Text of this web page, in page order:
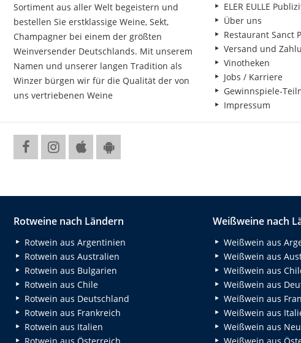
Sortiment aus aller Welt begeistern und
bestellen Sie erstklassige Weine, Sekt,
Champagner bei einem der größten
Weinversender Deutschlands. Mit unserem
Namen und unserer langen Tradition als
Winzer bürgen wir für die Qualität der von
uns vertriebenen Weine
ELER EULLE
Über uns
Restaurant Sanct
Versand und
Vinotheken
Jobs / Karriere
Gewinnspiele-
Impressum
Rotweine nach Ländern
Rotwein aus Argentinien
Rotwein aus Australien
Rotwein aus Bulgarien
Rotwein aus Chile
Rotwein aus Deutschland
Rotwein aus Frankreich
Rotwein aus Italien
Weißweine nach
Weißwein aus
Weißwein aus
Weißwein aus
Weißwein aus
Weißwein aus
Weißwein aus
Weißwein aus